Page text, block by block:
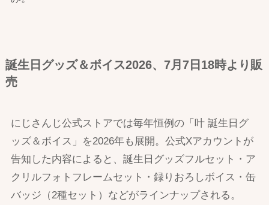
誕生日グッズ＆ボイス2026、7月7日18時より販
売
にじさんじ公式ストアでは毎年恒例の「叶 誕生日グ
ッズ＆ボイス」を2026年も展開。公式Xアカウントが
告知した内容によると、誕生日グッズフルセット・ア
クリルフォトフレームセット・録りおろしボイス・缶
バッジ（2種セット）などがラインナップされる。